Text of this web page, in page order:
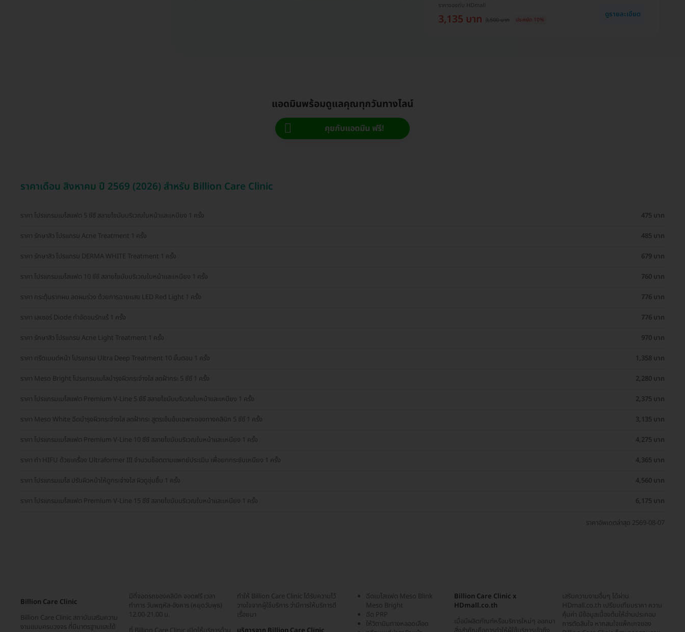
ราคาจองกับ HDmall
3,135 บาท 3,500 บาท ประหยัด 10%
ดูรายละเอียด
แอดมินพร้อมดูแลคุณทุกวันทางไลน์
คุยกับแอดมิน ฟรี!
ราคาเดือน สิงหาคม ปี 2569 (2026) สำหรับ Billion Care Clinic
ราคา โปรแกรมเมโสแฟต 5 ซีซี สลายไขมันบริเวณใบหน้าและเหนียง 1 ครั้ง
475 บาท
ราคา รักษาสิว โปรแกรม Acne Treatment 1 ครั้ง
485 บาท
ราคา รักษาสิว โปรแกรม DERMA WHITE Treatment 1 ครั้ง
679 บาท
ราคา โปรแกรมเมโสแฟต 10 ซีซี สลายไขมันบริเวณใบหน้าและเหนียง 1 ครั้ง
760 บาท
ราคา กระตุ้นรากผม ลดผมร่วง ด้วยการฉายแสง LED Red Light 1 ครั้ง
776 บาท
ราคา เลเซอร์ Diode กำจัดขนรักแร้ 1 ครั้ง
776 บาท
ราคา รักษาสิว โปรแกรม Acne Light Treatment 1 ครั้ง
970 บาท
ราคา ทรีตเมนต์หน้า โปรแกรม Ultra Deep Treatment 10 ขั้นตอน 1 ครั้ง
1,358 บาท
ราคา Meso Bright โปรแกรมเมโสบำรุงผิวกระจ่างใส ลดฝ้ากระ 5 ซีซี 1 ครั้ง
2,280 บาท
ราคา โปรแกรมเมโสแฟต Premium V-Line 5 ซีซี สลายไขมันบริเวณใบหน้าและเหนียง 1 ครั้ง
2,375 บาท
ราคา Meso White ฉีดบำรุงผิวกระจ่างใส ลดฝ้ากระ สูตรเข้มข้นเฉพาะของทางคลินิก 5 ซีซี 1 ครั้ง
3,135 บาท
ราคา โปรแกรมเมโสแฟต Premium V-Line 10 ซีซี สลายไขมันบริเวณใบหน้าและเหนียง 1 ครั้ง
4,275 บาท
ราคา ทำ HIFU ด้วยเครื่อง Ultraformer III จำนวนช็อตตามแพทย์ประเมิน เพื่อยกกระชับเหนียง 1 ครั้ง
4,365 บาท
ราคา โปรแกรมเมโส ปรับผิวหน้าให้ดูกระจ่างใส ผิวดูชุ่มชื้น 1 ครั้ง
4,560 บาท
ราคา โปรแกรมเมโสแฟต Premium V-Line 15 ซีซี สลายไขมันบริเวณใบหน้าและเหนียง 1 ครั้ง
6,175 บาท
ราคาอัพเดตล่าสุด 2569-08-07
Billion Care Clinic
Billion Care Clinic สถาบันเสริมความ
งามแบบครบวงจร ที่มีมาตรฐานและได้
มีที่จอดรถของคลินิก จอดฟรี เวลา
ทำการ วันพฤหัส-อังคาร (หยุดวันพุธ)
12.00-21.00 น.
ทำให้ Billion Care Clinic ได้รับความไว้
วางใจจากผู้ใช้บริการ ว่ามีการให้บริการดี
เรื่อยมา
ฉีดเมโสแฟต Meso Blink
Meso Bright
ฉีด PRP
ให้วิตามินทางหลอดเลือด
Billion Care Clinic x
HDmall.co.th
เมื่อมีผลิตภัณฑ์หรือบริการใหม่ๆ ออกมา
เสริมความงามอื่นๆ ได้ผ่าน
HDmall.co.th เปรียบเทียบราคา ความ
คุ้มค่า มีข้อมูลเบื้องต้นให้อ่านประกอบ
การตัดสินใจ หากสนใจแพ็กเกจของ